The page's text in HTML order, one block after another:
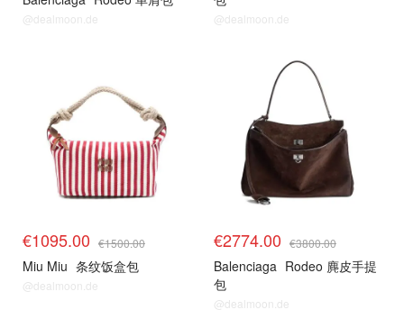
@dealmoon.de @dealmoon.de
€1095.00 €1500.00
Miu Miu 条纹饭盒包
@dealmoon.de
€2774.00 €3800.00
Balenciaga Rodeo 麂皮手提
包
@dealmoon.de